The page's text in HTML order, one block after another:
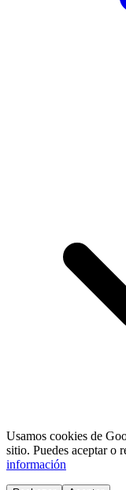
Usamos cookies de
sitio. Puedes aceptar o
información